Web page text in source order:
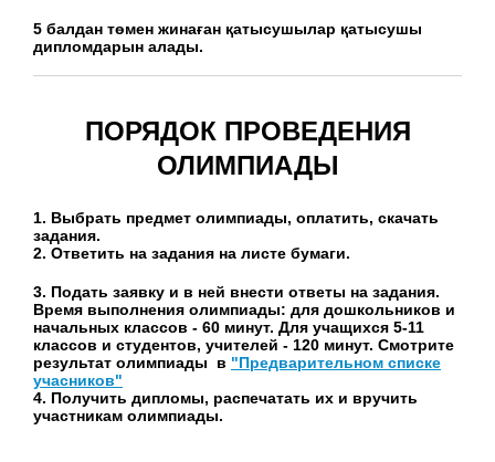
5 балдан төмен жинаған қатысушылар қатысушы
дипломдарын алады.
ПОРЯДОК ПРОВЕДЕНИЯ
ОЛИМПИАДЫ
1. Выбрать предмет олимпиады, оплатить, скачать
задания.
2. Ответить на задания на листе бумаги.
3. Подать заявку и в ней внести ответы на задания.
Время выполнения олимпиады: для дошкольников и
начальных классов - 60 минут. Для учащихся 5-11
классов и студентов, учителей - 120 минут. Смотрите
результат олимпиады в "Предварительном списке
учасников"
4. Получить дипломы, распечатать их и вручить
участникам олимпиады.